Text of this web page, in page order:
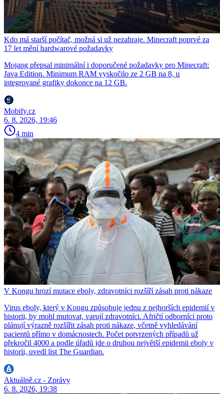
Kdo má starší počítač, možná si už nezahraje. Minecraft poprvé za
17 let mění hardwarové požadavky
Mojang přepsal minimální i doporučené požadavky pro Minecraft:
Java Edition. Minimum RAM vyskočilo ze 2 GB na 8, u
integrované grafiky dokonce na 12 GB.
Mobify.cz
6. 8. 2026, 19:46
4 min
V Kongu hrozí mutace eboly, zdravotníci rozšíří zásah proti nákaze
Virus eboly, který v Kongu způsobuje jednu z nejhorších epidemií v
historii, by mohl mutovat, varují zdravotníci. Afričtí odborníci proto
plánují výrazně rozšířit zásah proti nákaze, včetně vyhledávání
pacientů přímo v domácnostech. Počet potvrzených případů už
překročil 4000 a podle úřadů jde o druhou největší epidemii eboly v
historii, uvedl list The Guardian.
Aktuálně.cz - Zprávy
6. 8. 2026, 19:38